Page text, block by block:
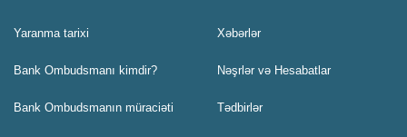
Yaranma tarixi
Bank Ombudsmanı kimdir?
Bank Ombudsmanın müraciəti
Xəbərlər
Nəşrlər və Hesabatlar
Tədbirlər